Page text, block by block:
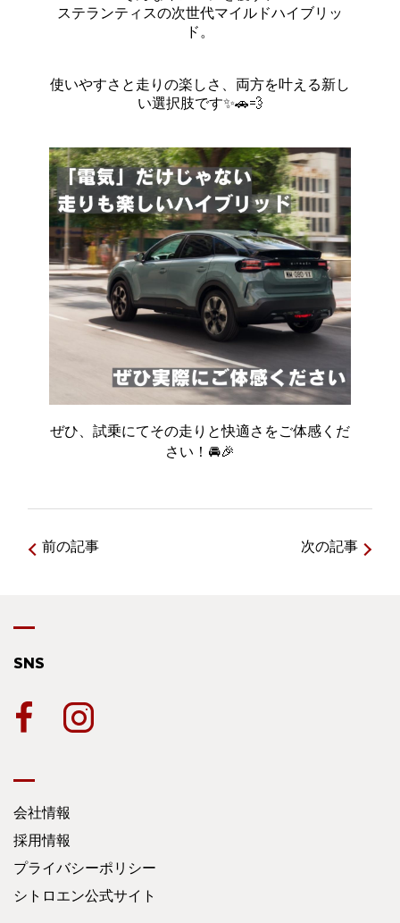
ステランティスの次世代マイルドハイブリッ
ド。
使いやすさと走りの楽しさ、両方を叶える新し
い選択肢です✨🚗💨
ぜひ、試乗にてその走りと快適さをご体感くだ
さい！🚘🎉
前の記事 次の記事
SNS
会社情報
採用情報
プライバシーポリシー
シトロエン公式サイト